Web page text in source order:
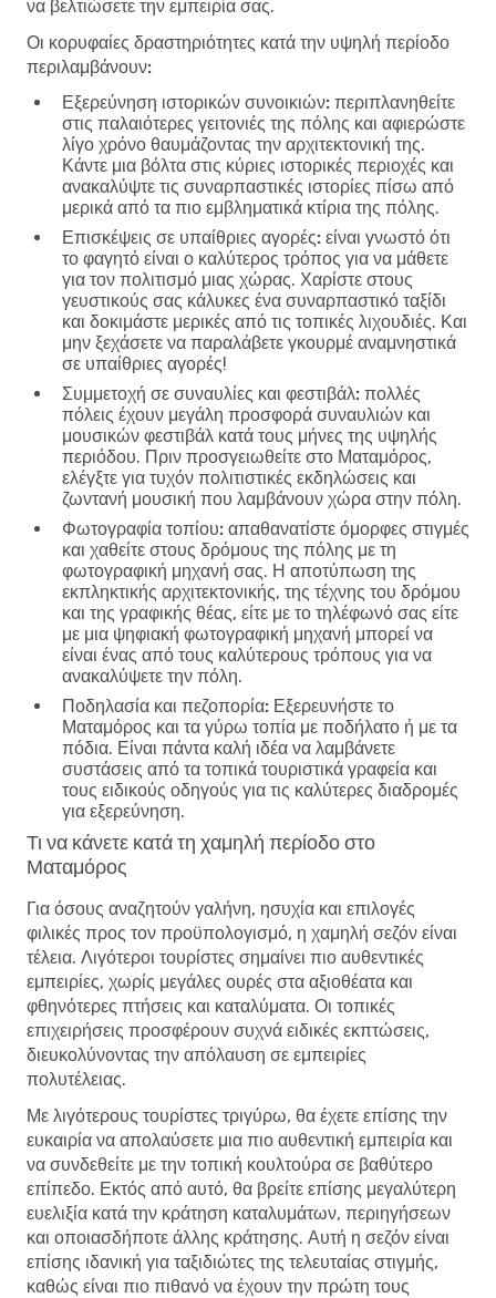
να βελτιώσετε την εμπειρία σας.
Οι κορυφαίες δραστηριότητες κατά την υψηλή περίοδο
περιλαμβάνουν:
Εξερεύνηση ιστορικών συνοικιών: περιπλανηθείτε
στις παλαιότερες γειτονιές της πόλης και αφιερώστε
λίγο χρόνο θαυμάζοντας την αρχιτεκτονική της.
Κάντε μια βόλτα στις κύριες ιστορικές περιοχές και
ανακαλύψτε τις συναρπαστικές ιστορίες πίσω από
μερικά από τα πιο εμβληματικά κτίρια της πόλης.
Επισκέψεις σε υπαίθριες αγορές: είναι γνωστό ότι
το φαγητό είναι ο καλύτερος τρόπος για να μάθετε
για τον πολιτισμό μιας χώρας. Χαρίστε στους
γευστικούς σας κάλυκες ένα συναρπαστικό ταξίδι
και δοκιμάστε μερικές από τις τοπικές λιχουδιές. Και
μην ξεχάσετε να παραλάβετε γκουρμέ αναμνηστικά
σε υπαίθριες αγορές!
Συμμετοχή σε συναυλίες και φεστιβάλ: πολλές
πόλεις έχουν μεγάλη προσφορά συναυλιών και
μουσικών φεστιβάλ κατά τους μήνες της υψηλής
περιόδου. Πριν προσγειωθείτε στο Ματαμόρος,
ελέγξτε για τυχόν πολιτιστικές εκδηλώσεις και
ζωντανή μουσική που λαμβάνουν χώρα στην πόλη.
Φωτογραφία τοπίου: απαθανατίστε όμορφες στιγμές
και χαθείτε στους δρόμους της πόλης με τη
φωτογραφική μηχανή σας. Η αποτύπωση της
εκπληκτικής αρχιτεκτονικής, της τέχνης του δρόμου
και της γραφικής θέας, είτε με το τηλέφωνό σας είτε
με μια ψηφιακή φωτογραφική μηχανή μπορεί να
είναι ένας από τους καλύτερους τρόπους για να
ανακαλύψετε την πόλη.
Ποδηλασία και πεζοπορία: Εξερευνήστε το
Ματαμόρος και τα γύρω τοπία με ποδήλατο ή με τα
πόδια. Είναι πάντα καλή ιδέα να λαμβάνετε
συστάσεις από τα τοπικά τουριστικά γραφεία και
τους ειδικούς οδηγούς για τις καλύτερες διαδρομές
για εξερεύνηση.
Τι να κάνετε κατά τη χαμηλή περίοδο στο
Ματαμόρος
Για όσους αναζητούν γαλήνη, ησυχία και επιλογές
φιλικές προς τον προϋπολογισμό, η χαμηλή σεζόν είναι
τέλεια. Λιγότεροι τουρίστες σημαίνει πιο αυθεντικές
εμπειρίες, χωρίς μεγάλες ουρές στα αξιοθέατα και
φθηνότερες πτήσεις και καταλύματα. Οι τοπικές
επιχειρήσεις προσφέρουν συχνά ειδικές εκπτώσεις,
διευκολύνοντας την απόλαυση σε εμπειρίες
πολυτέλειας.
Με λιγότερους τουρίστες τριγύρω, θα έχετε επίσης την
ευκαιρία να απολαύσετε μια πιο αυθεντική εμπειρία και
να συνδεθείτε με την τοπική κουλτούρα σε βαθύτερο
επίπεδο. Εκτός από αυτό, θα βρείτε επίσης μεγαλύτερη
ευελιξία κατά την κράτηση καταλυμάτων, περιηγήσεων
και οποιασδήποτε άλλης κράτησης. Αυτή η σεζόν είναι
επίσης ιδανική για ταξιδιώτες της τελευταίας στιγμής,
καθώς είναι πιο πιθανό να έχουν την πρώτη τους